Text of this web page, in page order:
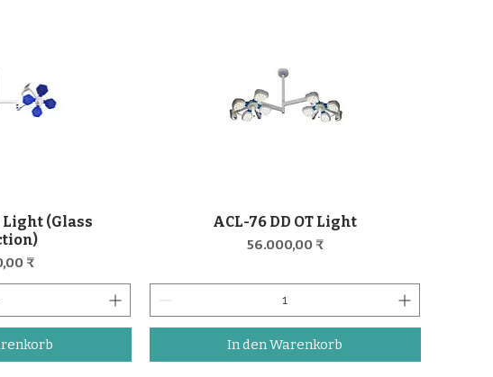
Light (Glass
₹
Schnellansicht
ACL-76 DD OT Light
Preis
56.000,00 ₹
In den Warenkorb